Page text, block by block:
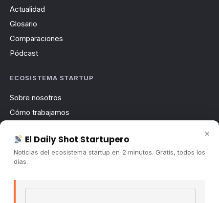
Actualidad
Glosario
Comparaciones
Pódcast
ECOSISTEMA STARTUP
Sobre nosotros
Cómo trabajamos
Contacto
Publicidad
×
El Daily Shot Startupero
Noticias del ecosistema startup en 2 minutos. Gratis, todos los
días.